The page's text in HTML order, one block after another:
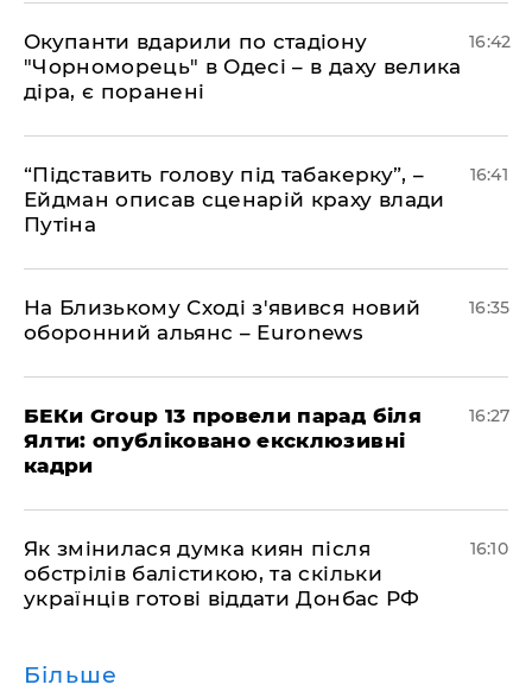
​Окупанти вдарили по стадіону
"Чорноморець" в Одесі – в даху велика
діра, є поранені
16:42
​“Підставить голову під табакерку”, –
Ейдман описав сценарій краху влади
Путіна
16:41
На Близькому Сході з'явився новий
оборонний альянс – Euronews
16:35
БЕКи Group 13 провели парад біля
Ялти: опубліковано ексклюзивні
кадри
16:27
Як змінилася думка киян після
обстрілів балістикою, та скільки
українців готові віддати Донбас РФ
16:10
Більше